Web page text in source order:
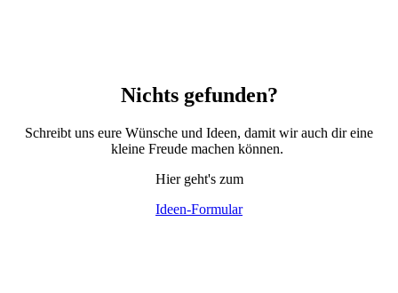
Nichts gefunden?
Schreibt uns eure Wünsche und Ideen, damit wir auch dir eine
kleine Freude machen können.
Hier geht's zum
Ideen-Formular